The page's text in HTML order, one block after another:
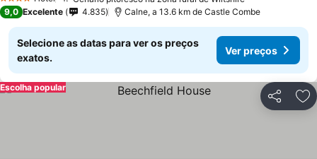
4 Estrelas
9,0 Excelente 4.835 Calne, a 13.6 km de Castle Combe
Selecione as datas para ver os preços
exatos.
Ver preços
Partilhar
Escolha popular